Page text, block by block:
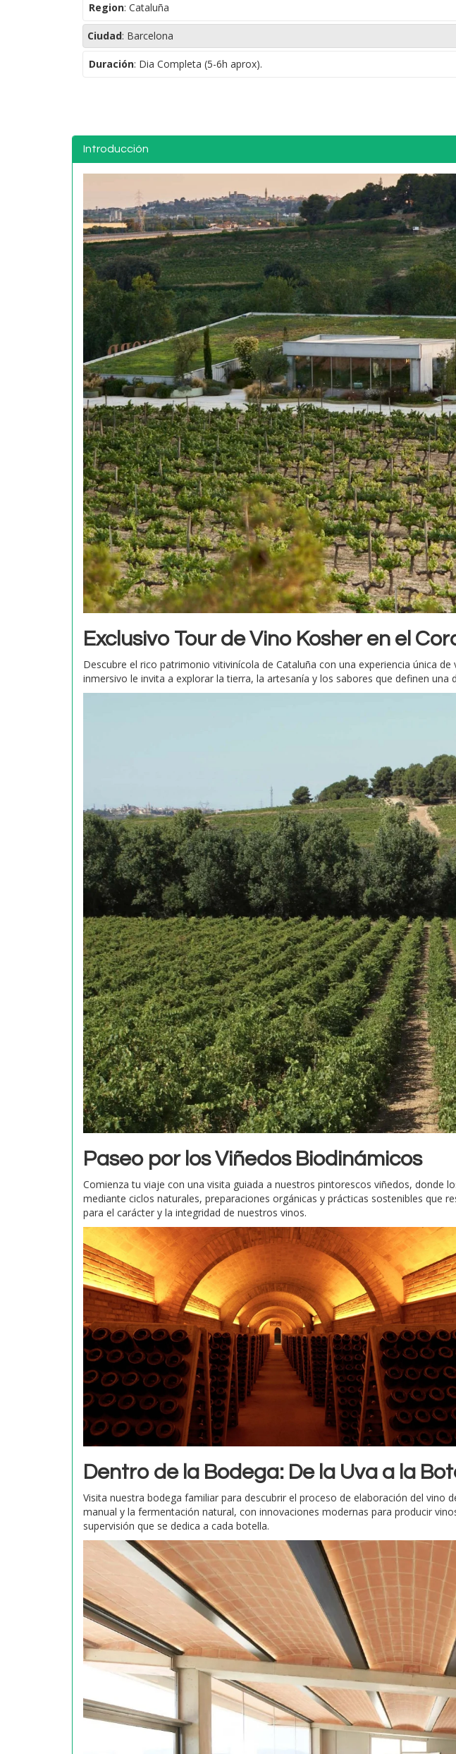
Region: Cataluña
Ciudad: Barcelona
Duración: Dia Completa (5-6h aprox).
Introducción
Exclusivo Tour de Vino Kosher en el
Descubre el rico patrimonio vitivinícola de Cataluña con una experiencia única
inmersivo le invita a explorar la tierra, la artesanía y los sabores que definen
Paseo por los Viñedos Biodinámicos
Comienza tu viaje con una visita guiada a nuestros pintorescos viñedos, donde
mediante ciclos naturales, preparaciones orgánicas y prácticas sostenibles
para el carácter y la integridad de nuestros vinos.
Dentro de la Bodega: De la Uva a la
Visita nuestra bodega familiar para descubrir el proceso de elaboración del
manual y la fermentación natural, con innovaciones modernas para producir
supervisión que se dedica a cada botella.